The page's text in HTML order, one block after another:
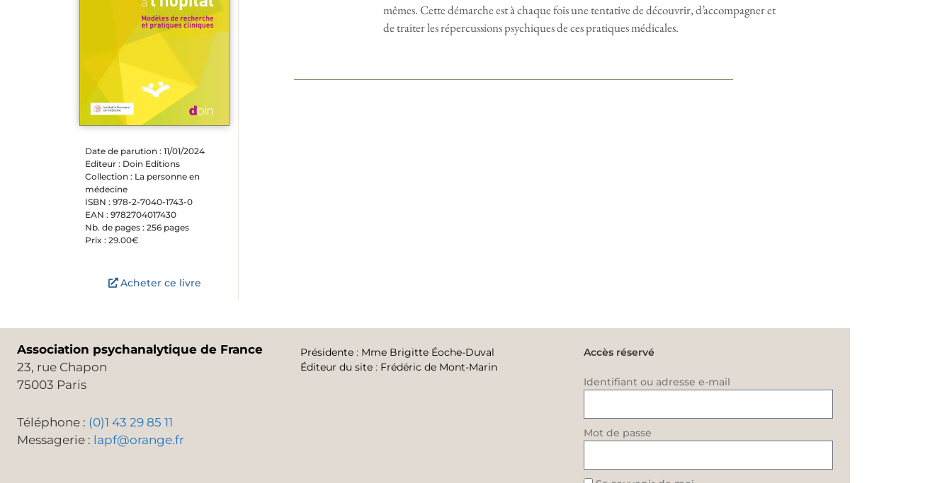
Date de parution : 11/01/2024
Editeur : Doin Editions
Collection : La personne en
médecine
ISBN : 978-2-7040-1743-0
EAN : 9782704017430
Nb. de pages : 256 pages
Prix : 29.00€
Acheter ce livre
mêmes. Cette démarche est à chaque fois une tentative de découvrir, d’accompagner et
de traiter les répercussions psychiques de ces pratiques médicales.
Association psychanalytique de France
23, rue Chapon
75003 Paris
Téléphone : (0)1 43 29 85 11
Messagerie : lapf@orange.fr
Présidente: Mme Brigitte Éoche-Duval
Éditeur du site: Frédéric de Mont-Marin
Accès réservé
Identifiant ou adresse e-mail
Mot de passe